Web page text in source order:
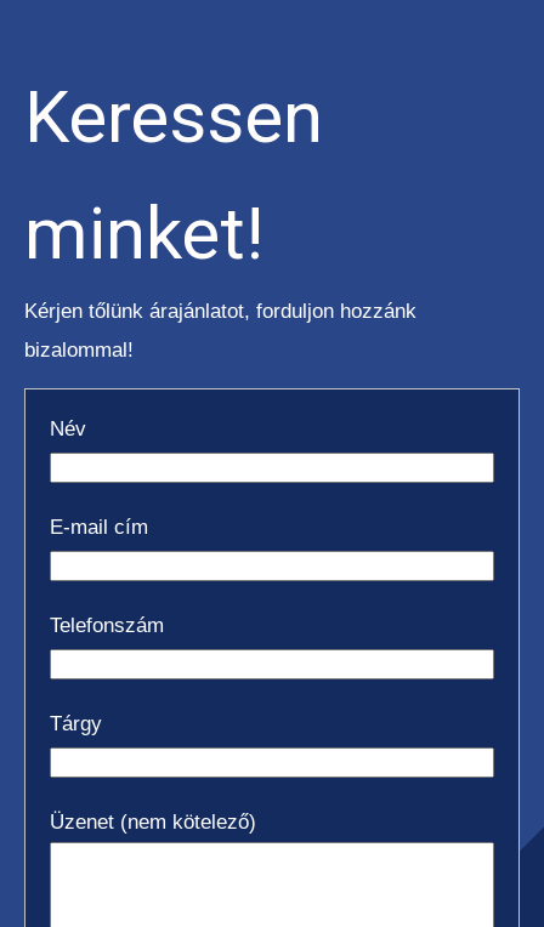
Keressen
minket!
Kérjen tőlünk árajánlatot, forduljon hozzánk
bizalommal!
Név
E-mail cím
Telefonszám
Tárgy
Üzenet (nem kötelező)